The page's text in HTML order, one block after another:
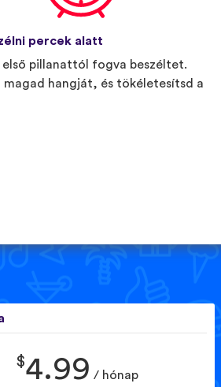
percek alatt
első pillanattól fogva beszéltet.
magad hangját, és tökéletesítsd a
$4.99 / hónap